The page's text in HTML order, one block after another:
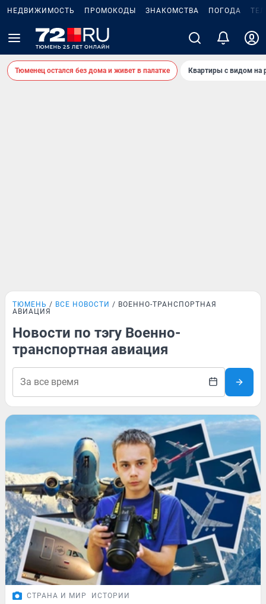
НЕДВИЖИМОСТЬ ПРОМОКОДЫ ЗНАКОМСТВА ПОГОДА
Тюменец остался без дома и живет в палатке Квартиры с видом на
ТЮМЕНЬ ВСЕ НОВОСТИ
ВОЕННО-ТРАНСПОРТНАЯ
АВИАЦИЯ
Новости по тэгу Военно-
транспортная авиация
СТРАНА И МИР ИСТОРИИ